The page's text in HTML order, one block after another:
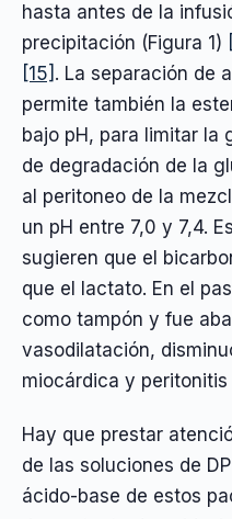
hasta antes de la
precipitación (Figura 1)
[15] . La separación de
permite también la
bajo pH, para limitar la
de degradación de la
al peritoneo de la
un pH entre 7,0 y 7,4.
sugieren que el
que el lactato. En el
como tampón y fue
vasodilatación,
miocárdica y
Hay que prestar
de las soluciones de
ácido-base de estos